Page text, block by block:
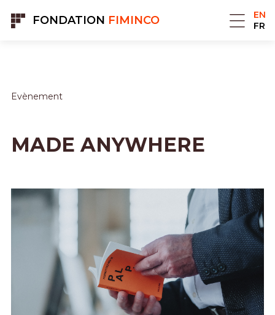
FONDATION FIMINCO
EN
FR
Evènement
MADE ANYWHERE